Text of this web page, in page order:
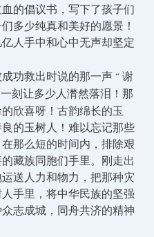
的倡议书，写下了孩子们
多少纯真和美好的愿景！
人手中和心中无声却坚定
功救出时说的那一声 “ 谢
刻让多少人潸然落泪！那
欣喜呀！古韵绵长的玉
的玉树人！难以忘记那些
那么短的时间内，排除艰
藏族同胞们手里。刚走出
送人力和物力，把那种灾
手里，将中华民族的坚强
志成城，同舟共济的精神